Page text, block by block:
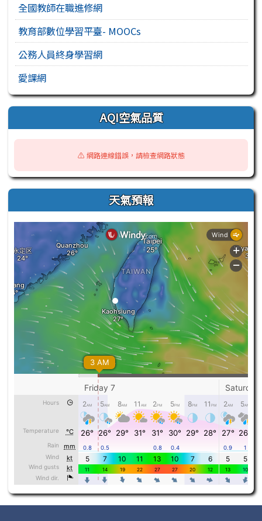
全國教師在職進修網
教育部數位學習平臺- MOOCs
公務人員終身學習網
愛課網
AQI空氣品質
⚠️ 網路連線錯誤，請檢查網路狀態
天氣預報